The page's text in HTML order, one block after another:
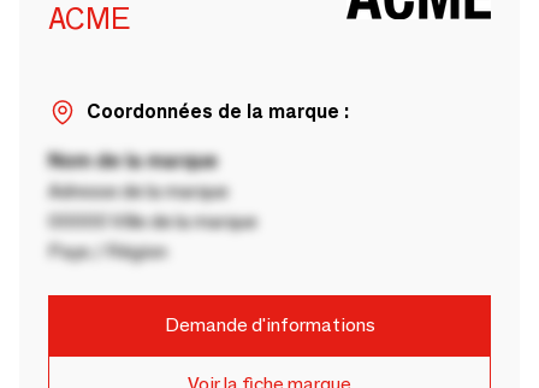
ACME
Coordonnées de la marque :
Nom de la marque
Adresse de la marque
00000 Ville de la marque
Pays / Région
Demande d'informations
Voir la fiche marque